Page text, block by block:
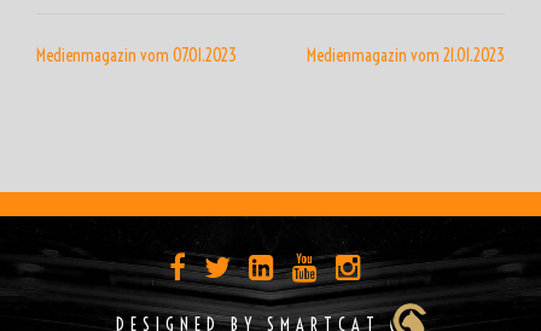
Medienmagazin vom 07.01.2023 Medienmagazin vom 21.01.2023
DESIGNED BY SMARTCAT